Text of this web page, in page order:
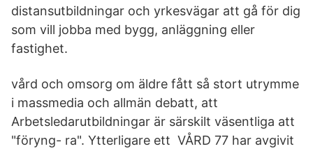
distansutbildningar och yrkesvägar att gå för dig
som vill jobba med bygg, anläggning eller
fastighet.
vård och omsorg om äldre fått så stort utrymme
i massmedia och allmän debatt, att
Arbetsledarutbildningar är särskilt väsentliga att
"föryng- ra". Ytterligare ett VÅRD 77 har avgivit